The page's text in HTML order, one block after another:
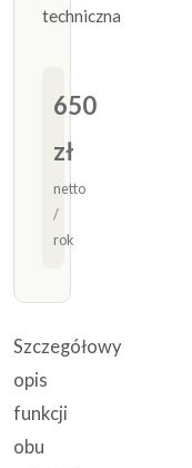
techniczna
650
zł
netto
/
rok
Szczegółowy
opis
funkcji
obu